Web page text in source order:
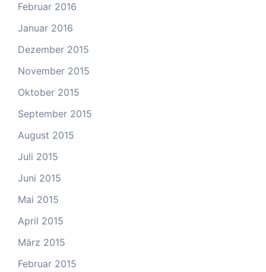
Februar 2016
Januar 2016
Dezember 2015
November 2015
Oktober 2015
September 2015
August 2015
Juli 2015
Juni 2015
Mai 2015
April 2015
März 2015
Februar 2015